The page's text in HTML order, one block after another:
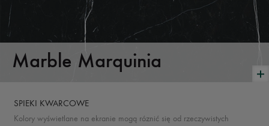
Marble Marquinia
SPIEKI KWARCOWE
Kolory wyświetlane na ekranie mogą róznić się od rzeczywistych